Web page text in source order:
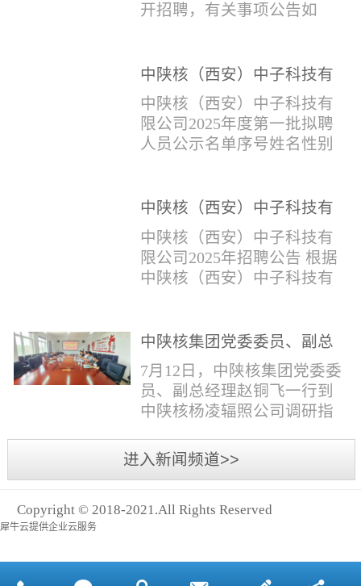
开招聘，有关事项公告如
会招聘：面向社会招聘，同
等条件下集团内部员工优
先。（2）应届生招聘：国家
计划内统一招收的全日制院
校应届毕业生，重点院校应
登记表》(见附件2）并如实
填写。并将《应聘人员登记
表》和本人学历学位证书和
相关证件扫描件发送至报名
中陕核（西安）中子科技有
限公司2025年度第一批拟聘
人员公示名单
中陕核（西安）中子科技有
限公司2025年度第一批拟聘
人员公示名单序号姓名性别
本科西安石油大学测控技术
月本科西安石油大学通信工
程社招3王小明男1981年11月
本科西安石油大学测控技术
子工程社招5何晔女1979年10
月本科西安财经学院工商管
理社招6张柳怡女1998...
中陕核（西安）中子科技有
限公司2025年招聘公告
中陕核（西安）中子科技有
限公司2025年招聘公告 根据
中陕核（西安）中子科技有
如下：一、招聘岗位及人数
见附件1二、招聘范围（1）
社会招聘：面向社会招聘。
（2）应届生招聘：国家计划
内统一招收的全日制院校应
届毕业生，重点院校应届毕
业生优先；回国一年内取得
国家教育部出具的学历（学
三、招聘流程（一）个人报
中陕核集团党委委员、副总
经理赵铜飞一行到中陕核杨
凌辐照公司调研指导工作
7月12日，中陕核集团党委委
员、副总经理赵铜飞一行到
中陕核杨凌辐照公司调研指
息部部长赵磊，中陕核核盛
公司执行董事张鹏，核盛公
执行董事李奎等陪同调研。
进入新闻频道>>
Copyright © 2018-2021.All Rights Reserved
犀牛云提供企业云服务